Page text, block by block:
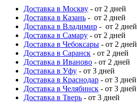
Доставка в Москву - от 2 дней
Доставка в Казань - от 2 дней
Доставка в Владимир - от 2 дней
Доставка в Самару - от 2 дней
Доставка в Чебоксары - от 2 дней
Доставка в Саранск - от 2 дней
Доставка в Иваново - от 2 дней
Доставка в Уфу - от 3 дней
Доставка в Краснодар - от 3 дней
Доставка в Челябинск - от 3 дней
Доставка в Тверь - от 3 дней